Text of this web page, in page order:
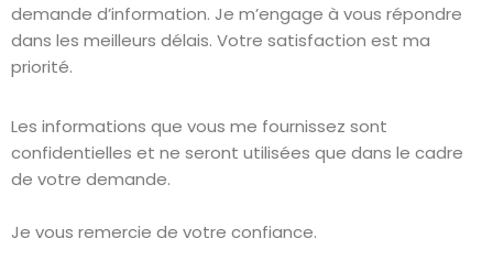
demande d’information. Je m’engage à vous répondre
dans les meilleurs délais. Votre satisfaction est ma
priorité.
Les informations que vous me fournissez sont
confidentielles et ne seront utilisées que dans le cadre
de votre demande.
Je vous remercie de votre confiance.